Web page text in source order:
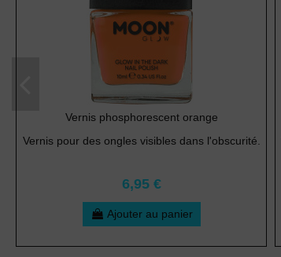
Vernis phosphorescent orange
Vernis pour des ongles visibles dans l'obscurité.
6,95 €
Ajouter au panier